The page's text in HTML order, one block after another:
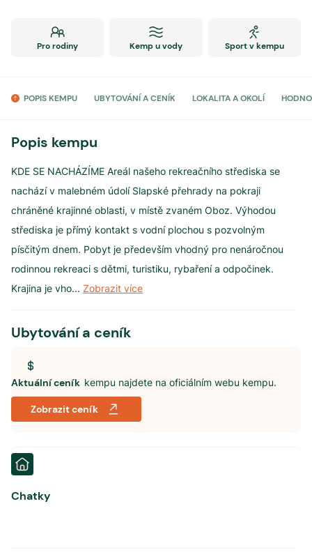
Pro rodiny Kemp u vody Sport v kempu
POPIS KEMPU UBYTOVÁNÍ A CENÍK LOKALITA A OKOLÍ
Popis kempu
KDE SE NACHÁZÍME Areál našeho rekreačního střediska se
nachází v malebném údolí Slapské přehrady na pokraji
chráněné krajinné oblasti, v místě zvaném Oboz. Výhodou
střediska je přímý kontakt s vodní plochou s pozvolným
písčitým dnem. Pobyt je především vhodný pro nenáročnou
rodinnou rekreaci s dětmi, turistiku, rybaření a odpočinek.
Krajina je vho... Zobrazit více
Ubytování a ceník
Aktuální ceník kempu najdete na oficiálním webu kempu.
Zobrazit ceník
Chatky